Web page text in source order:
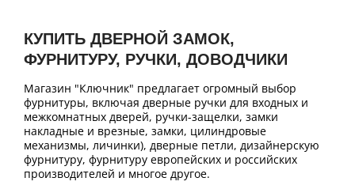
КУПИТЬ ДВЕРНОЙ ЗАМОК,
ФУРНИТУРУ, РУЧКИ, ДОВОДЧИКИ
Магазин "Ключник" предлагает огромный выбор
фурнитуры, включая дверные ручки для входных и
межкомнатных дверей, ручки-защелки, замки
накладные и врезные, замки, цилиндровые
механизмы, личинки), дверные петли, дизайнерскую
фурнитуру, фурнитуру европейских и российских
производителей и многое другое.